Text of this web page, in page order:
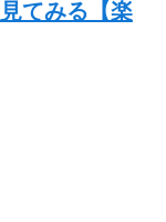
てみる【楽